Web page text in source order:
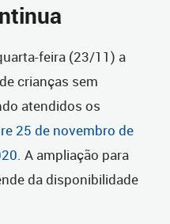
feira (23/11) a
crianças sem
atendidos os
25 de novembro de
. A ampliação para
da disponibilidade